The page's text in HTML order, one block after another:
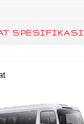
SPESIFIKASI